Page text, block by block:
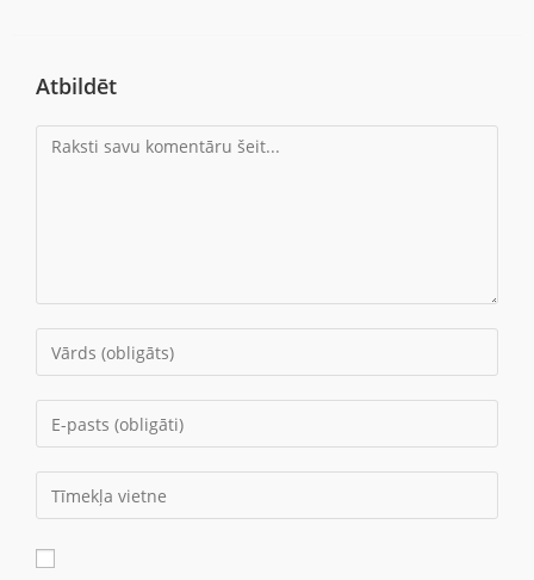
Atbildēt